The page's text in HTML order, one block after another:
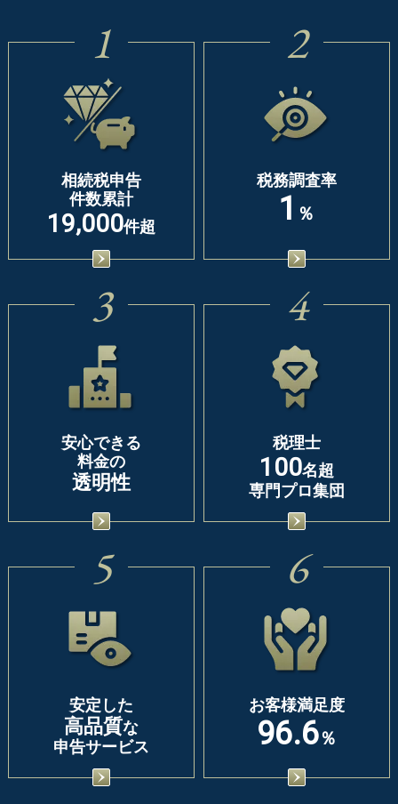
1
相続税申告
件数累計
19,000件超
2
税務調査率
1 ％
3
安心できる
料金の
透明性
4
税理士
100名超
専門プロ集団
5
安定した
高品質な
申告サービス
6
お客様満足度
96.6％